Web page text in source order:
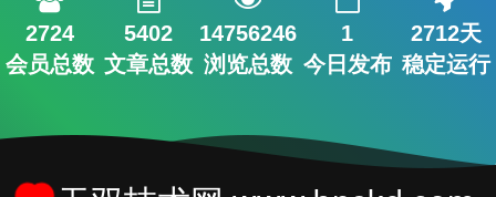
2724
会员总数
5402
文章总数
14756246
浏览总数
1
今日发布
2712天
稳定运行